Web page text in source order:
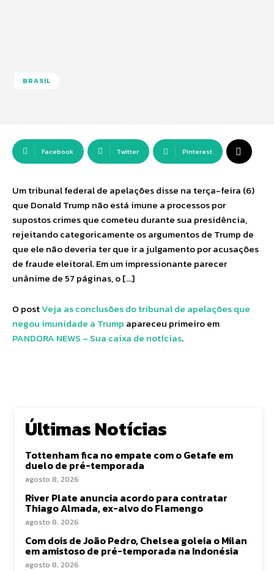
BRASIL
Facebook Twitter Pinterest
Um tribunal federal de apelações disse na terça-feira (6)
que Donald Trump não está imune a processos por
supostos crimes que cometeu durante sua presidência,
rejeitando categoricamente os argumentos de Trump de
que ele não deveria ter que ir a julgamento por acusações
de fraude eleitoral. Em um impressionante parecer
unânime de 57 páginas, o […]
O postVeja as conclusões do tribunal de apelações que
negou imunidade a Trump apareceu primeiro em
PANDORA NEWS – Sua caixa de notícias.
Últimas Notícias
Tottenham fica no empate com o Getafe em
duelo de pré-temporada
agosto 8, 2026
River Plate anuncia acordo para contratar
Thiago Almada, ex-alvo do Flamengo
agosto 8, 2026
Com dois de João Pedro, Chelsea goleia o Milan
em amistoso de pré-temporada na Indonésia
agosto 8, 2026